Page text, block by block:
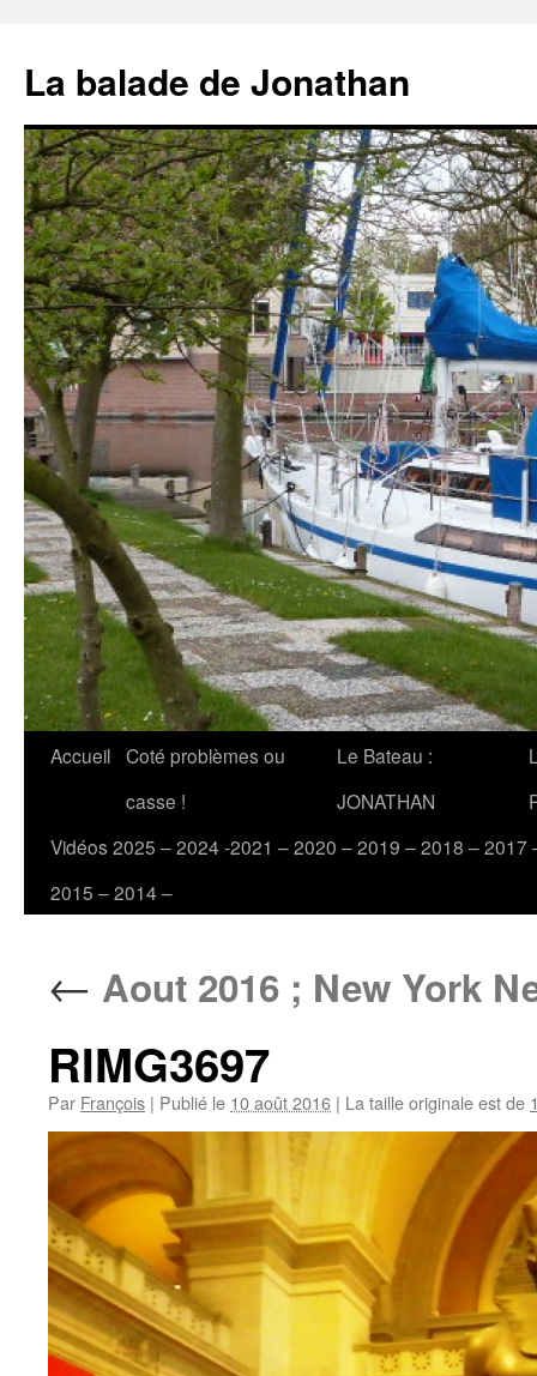
contenu
La balade de Jonathan
Accueil Coté problèmes ou
casse !
Le Bateau :
JONATHAN
Vidéos 2025 – 2024 -2021 – 2020 – 2019 – 2018 – 2017
2015 – 2014 –
← Aout 2016 ; New York
RIMG3697
Par François | Publié le 10 août 2016 | La taille originale est de